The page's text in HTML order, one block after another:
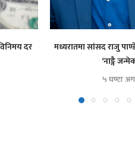
दर
मध्यरातमा सांसद राजु
‘नाङ्गै
५ घण्टा